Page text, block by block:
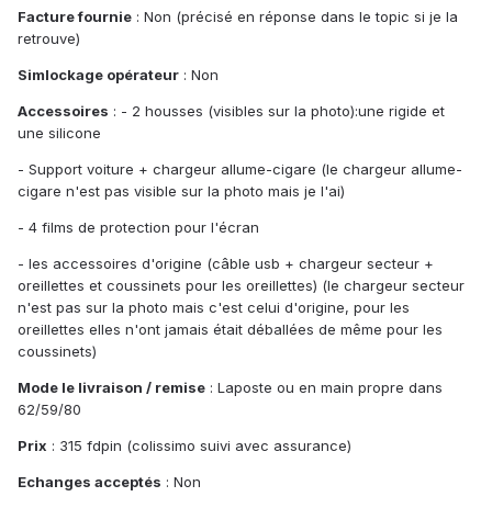
Facture fournie : Non (précisé en réponse dans le topic si je la
retrouve)
Simlockage opérateur : Non
Accessoires : - 2 housses (visibles sur la photo):une rigide et
une silicone
- Support voiture + chargeur allume-cigare (le chargeur allume-
cigare n'est pas visible sur la photo mais je l'ai)
- 4 films de protection pour l'écran
- les accessoires d'origine (câble usb + chargeur secteur +
oreillettes et coussinets pour les oreillettes) (le chargeur secteur
n'est pas sur la photo mais c'est celui d'origine, pour les
oreillettes elles n'ont jamais était déballées de même pour les
coussinets)
Mode le livraison / remise : Laposte ou en main propre dans
62/59/80
Prix : 315 fdpin (colissimo suivi avec assurance)
Echanges acceptés : Non